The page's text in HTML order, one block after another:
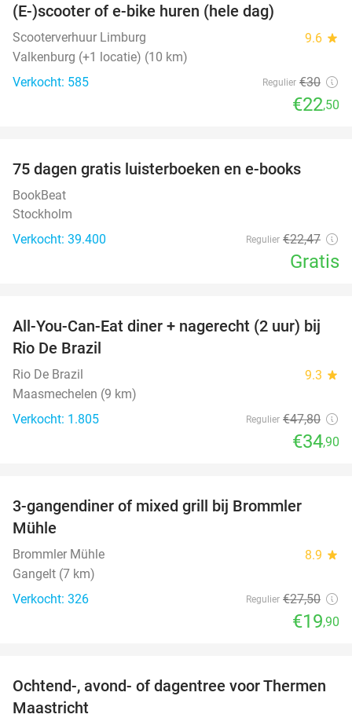
(E-)scooter of e-bike huren (hele dag)
Scooterverhuur Limburg 9.6 star
Valkenburg (+1 locatie) (10 km)
Verkocht: 585
Regulier €30
€22,50
75 dagen gratis luisterboeken en e-books
BookBeat
Stockholm
Verkocht: 39.400
Regulier €22,47
Gratis
27%
All-You-Can-Eat diner + nagerecht (2 uur) bij
Rio De Brazil
Rio De Brazil 9.3 star
Maasmechelen (9 km)
Verkocht: 1.805
Regulier €47,80
€34,90
3-gangendiner of mixed grill bij Brommler
Mühle
Brommler Mühle 8.9 star
Gangelt (7 km)
Verkocht: 326
Regulier €27,50
€19,90
25%
Ochtend-, avond- of dagentree voor Thermen
Maastricht